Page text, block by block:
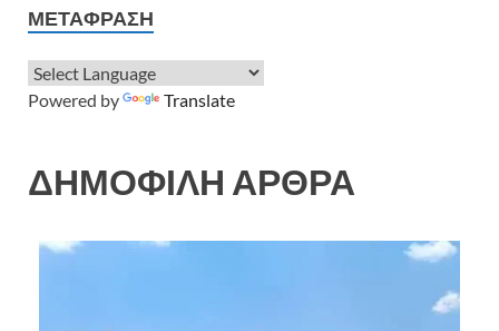
ΜΕΤΆΦΡΑΣΗ
Powered by Translate
ΔΗΜΟΦΙΛΗ ΑΡΘΡΑ